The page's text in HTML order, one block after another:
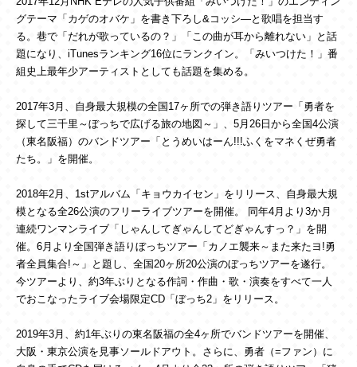
グテーマ「カゲのオバケ」を書き下ろし&コッシ―と歌唱を担当す
る。巷で「だれが歌っているの？」「この曲が耳から離れない」と話
題になり、iTunesランキング16位にランクイン。「みいつけた！」番
組史上最年少アーティストとしても話題を集める。
2017年3月、自身最大規模の全国17ヶ所での弾き語りツアー「勇者を
探して三千里～ぼっちで広げる旅の地図～」、5月26日から全国4公演
（東名阪福）のバンドツアー「とうめいはーん!!!ふくをマネくぜ勇者
たち。」を開催。
2018年2月、1stアルバム「キョウカイセン」をリリース、自身最大規
模となる全26公演のフリーライブツアーを開催。 同年4月より3か月
連続ワンマンライブ「しゃんしてぎゃんしてどぎゃんすっ？」を開
催。6月より全国弾き語りぼっちツアー「カノエ襲来～また来たヨ!勇
者全員集合!～」と題し、全国20ヶ所20公演のぼっちツアーを遂行。
今ツアーより、約3年ぶりとなる作詞・作曲・歌・演奏をすべて一人
でおこなったライブ会場限定CD「ぼっち2」をリリース。
2019年3月、約1年ぶりの東名阪福の全4ヶ所でバンドツアーを開催、
大阪・東京公演を見事ソールドアウト。さらに、勇者（=ファン）に